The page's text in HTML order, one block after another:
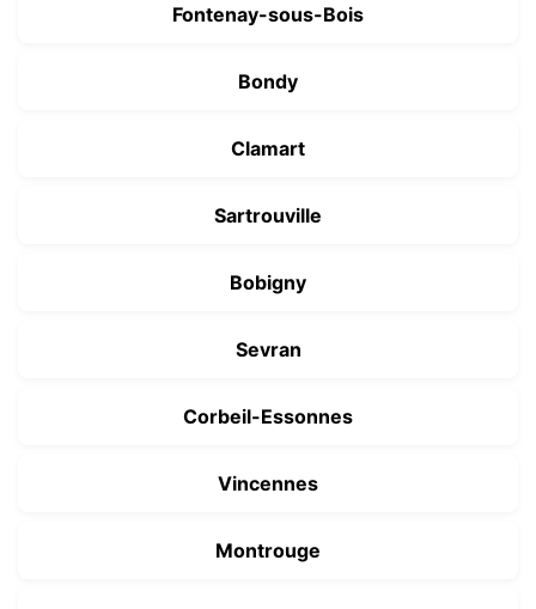
Fontenay-sous-Bois
Bondy
Clamart
Sartrouville
Bobigny
Sevran
Corbeil-Essonnes
Vincennes
Montrouge